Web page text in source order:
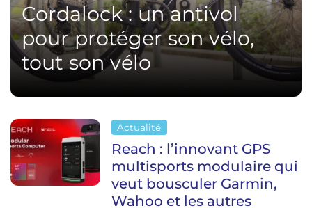
Cordalock : un antivol
pour protéger son vélo,
tout son vélo
Actualité
Reach : l’innovant GPS
multisports modulaire qui
veut bousculer Garmin,
Wahoo et les autres